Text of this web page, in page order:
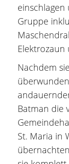
Gruppe
Nachdem
Batman die
St. Maria in